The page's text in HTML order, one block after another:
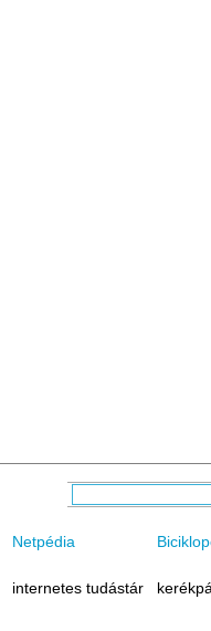
Netpédia
internetes tudástár